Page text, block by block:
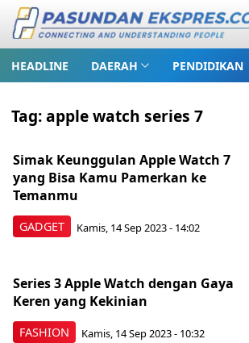
HEADLINE DAERAH PENDIDIKAN
Tag:apple watch series 7
GADGET
Simak Keunggulan Apple Watch 7
yang Bisa Kamu Pamerkan ke
Temanmu
Kamis, 14 Sep 2023 - 14:02
FASHION
Series 3 Apple Watch dengan Gaya
Keren yang Kekinian
Kamis, 14 Sep 2023 - 10:32